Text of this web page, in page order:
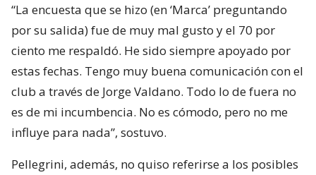
“La encuesta que se hizo (en ‘Marca’ preguntando
por su salida) fue de muy mal gusto y el 70 por
ciento me respaldó. He sido siempre apoyado por
estas fechas. Tengo muy buena comunicación con el
club a través de Jorge Valdano. Todo lo de fuera no
es de mi incumbencia. No es cómodo, pero no me
influye para nada”, sostuvo.
Pellegrini, además, no quiso referirse a los posibles